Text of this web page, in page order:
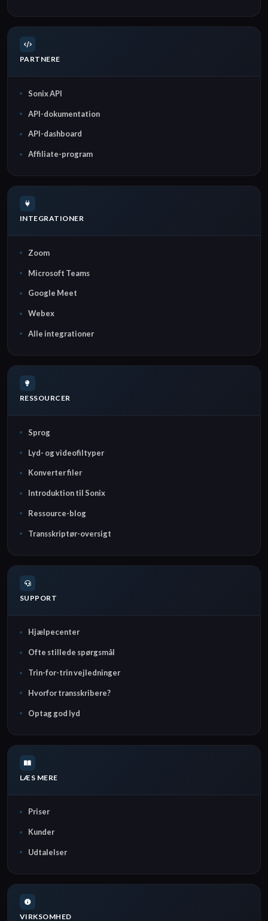
PARTNERE
Sonix API
API-dokumentation
API-dashboard
Affiliate-program
INTEGRATIONER
Zoom
Microsoft Teams
Google Meet
Webex
Alle integrationer
RESSOURCER
Sprog
Lyd- og videofiltyper
Konverter filer
Introduktion til Sonix
Ressource-blog
Transskriptør-oversigt
SUPPORT
Hjælpecenter
Ofte stillede spørgsmål
Trin-for-trin vejledninger
Hvorfor transskribere?
Optag god lyd
LÆS MERE
Priser
Kunder
Udtalelser
VIRKSOMHED